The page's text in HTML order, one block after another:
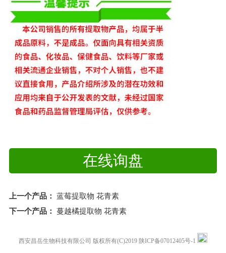
在线询盘
上一个产品： 蓝莓提取物 花青素
下一个产品： 蔓越橘提取物 花青素
西安昌岳生物科技有限公司 版权所有(C)2019 陕ICP备07012405号-1